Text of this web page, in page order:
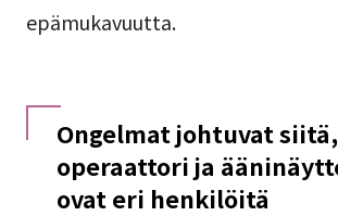
epämukavuutta.
Ongelmat johtuvat
operaattori ja
ovat eri henkilöitä